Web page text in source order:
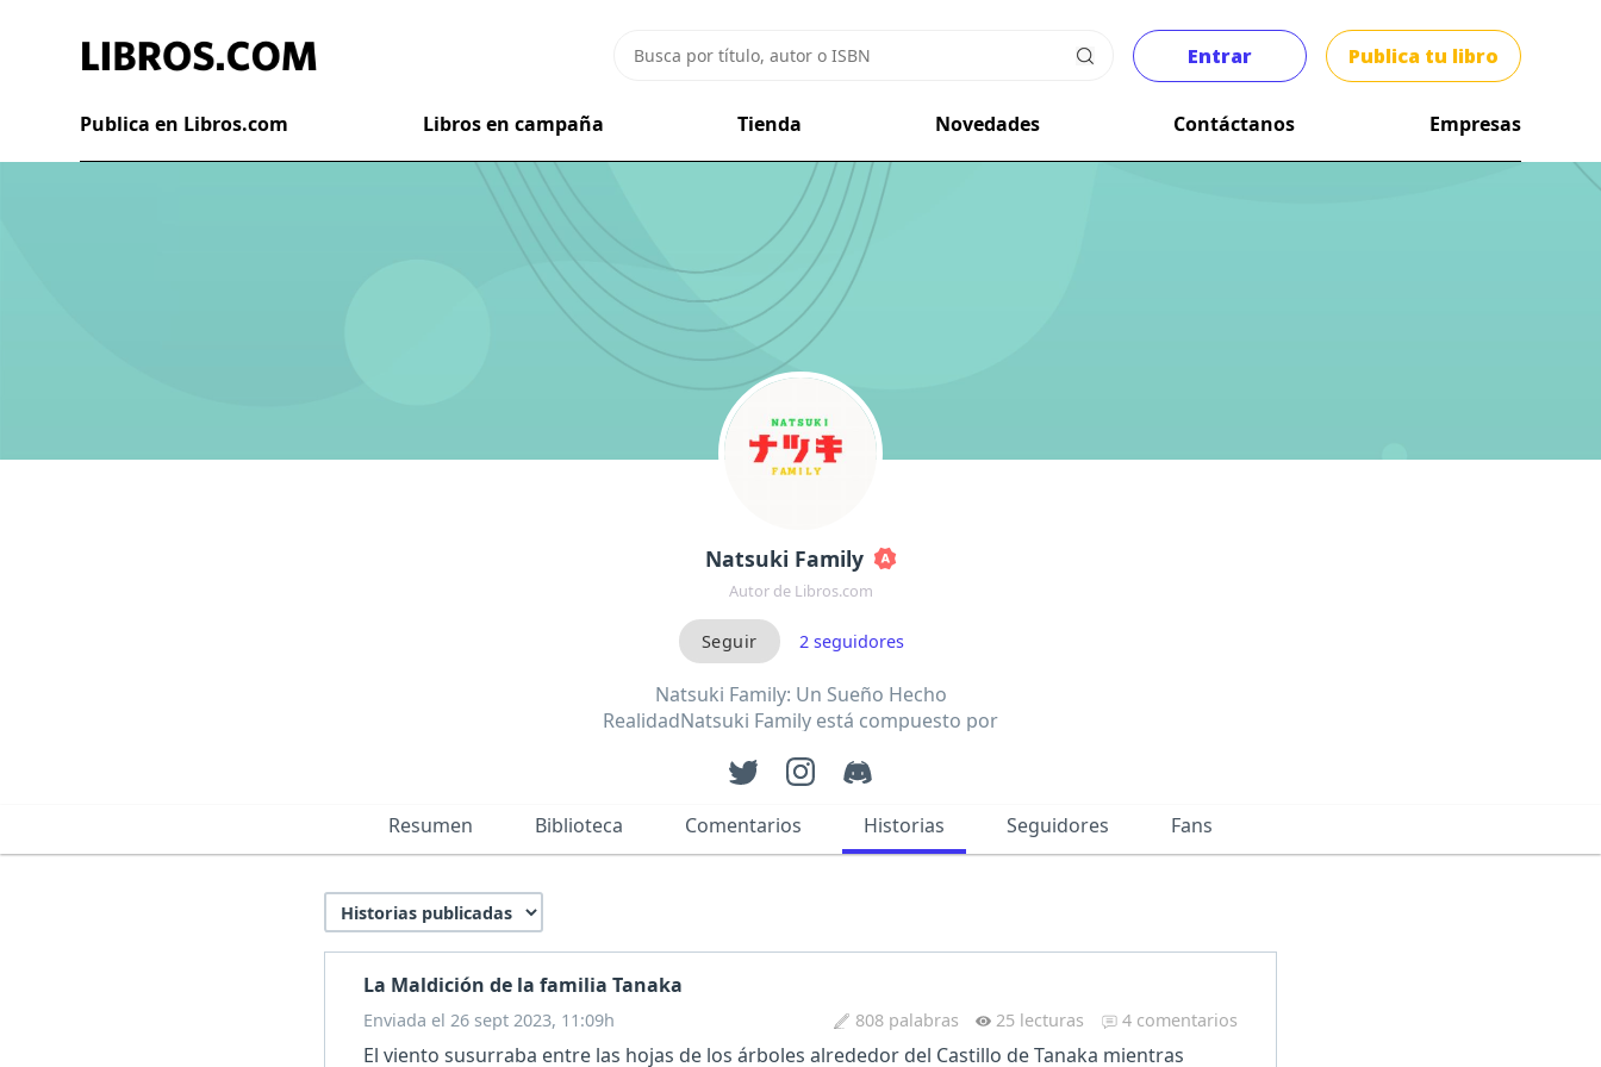
Entrar Publica tu libro
Publica en Libros.com Libros en campaña Tienda Novedades Contáctanos Empresas
Natsuki Family
Autor de Libros.com
2seguidores
Natsuki Family: Un Sueño Hecho
RealidadNatsuki Family está compuesto por
Resumen Biblioteca Comentarios Historias Seguidores Fans
La Maldición de la familia Tanaka
Enviada el 26 sept 2023, 11:09h 808 palabras 25 lecturas 4 comentarios
El viento susurraba entre las hojas de los árboles alrededor del Castillo de Tanaka mientras